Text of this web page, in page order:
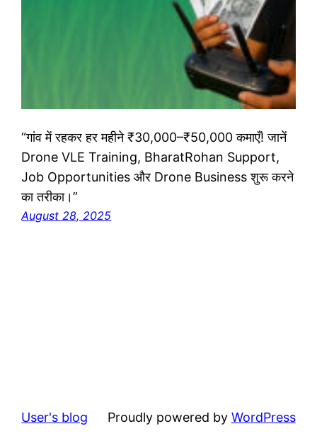
“गांव में रहकर हर महीने ₹30,000–₹50,000 कमाएँ! जानें
Drone VLE Training, BharatRohan Support,
Job Opportunities और Drone Business शुरू करने
का तरीका।”
August 28, 2025
User's blog Proudly powered by WordPress